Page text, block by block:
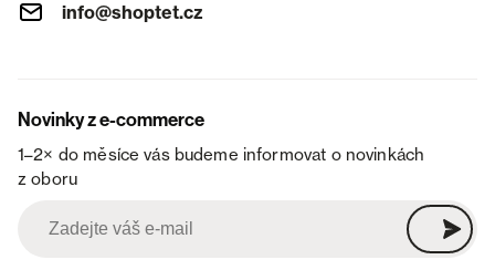
info@shoptet.cz
Novinky z e-commerce
1–2× do měsíce vás budeme informovat o novinkách
z oboru